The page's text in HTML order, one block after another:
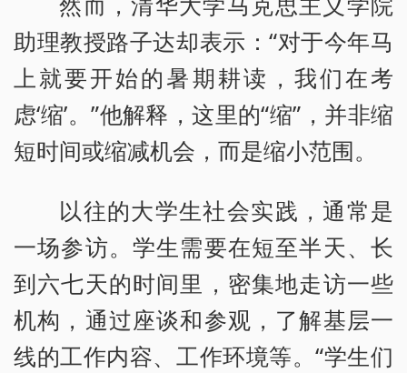
助理教授路子达却表示：“对于今年马
上就要开始的暑期耕读，我们在考
虑‘缩’。”他解释，这里的“缩”，并非缩
短时间或缩减机会，而是缩小范围。
以往的大学生社会实践，通常是
一场参访。学生需要在短至半天、长
到六七天的时间里，密集地走访一些
机构，通过座谈和参观，了解基层一
线的工作内容、工作环境等。“学生们